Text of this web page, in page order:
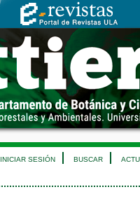
INICIAR SESIÓN BUSCAR